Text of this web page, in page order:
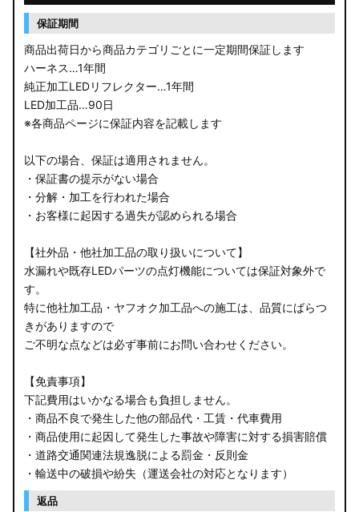
LA600S タントカスタム
LA150S ムーヴカスタム
LA700S ウェイク
GN0W アウトランダー
GK1W/GK9W エクリプスクロス
CV1W デリカD:5
B34A/B35A/B37A/B38A デリカミニ
B34W/B35W/B37W/B38W ekクロススペース
B34W/B35W/B37W/B38W ekクロス
KG CX-8
GU クロストレック
GU インプレッサ
VN5 VNH レヴォーグ / レイバック
ZD8 BRZ
保証期間
商品出荷日から商品カテゴリごとに一定期間保証します
ハーネス…1年間
純正加工LEDリフレクター…1年間
LED加工品…90日
※各商品ページに保証内容を記載します
以下の場合、保証は適用されません。
・保証書の提示がない場合
・分解・加工を行われた場合
・お客様に起因する過失が認められる場合
【社外品・他社加工品の取り扱いについて】
水漏れや既存LEDパーツの点灯機能については保証対象外で
す。
特に他社加工品・ヤフオク加工品への施工は、品質にばらつ
きがありますので
ご不明な点などは必ず事前にお問い合わせください。
【免責事項】
下記費用はいかなる場合も負担しません。
・商品不良で発生した他の部品代・工賃・代車費用
・商品使用に起因して発生した事故や障害に対する損害賠償
・道路交通関連法規逸脱による罰金・反則金
・輸送中の破損や紛失（運送会社の対応となります）
返品